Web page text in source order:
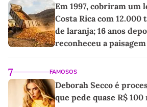
Em 1997, cobriram um
Costa Rica com 12.000
de laranja; 16 anos
reconheceu a paisagem
7 FAMOSOS
Deborah Secco é
que pede quase R$